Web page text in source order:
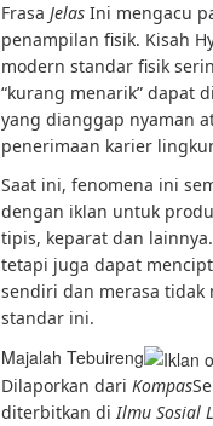
Frasa Jelas Ini mengacu
penampilan fisik. Kisah
modern standar fisik
“kurang menarik” dapat
yang dianggap nyaman
penerimaan karier
Saat ini, fenomena ini
dengan iklan untuk
tipis, keparat dan
tetapi juga dapat
sendiri dan merasa tidak
standar ini.
Majalah Tebuireng
Dilaporkan dari Kompas
diterbitkan diIlmu Sosial